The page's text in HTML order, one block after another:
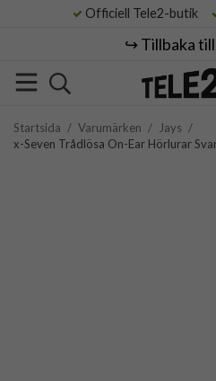
Officiell Tele2-butik
↪️ Tillbaka
Startsida / Varumärken / Jays /
x-Seven Trådlösa On-Ear Hörlurar